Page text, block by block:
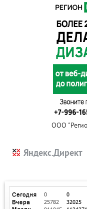
ООО
Яндекс.Директ